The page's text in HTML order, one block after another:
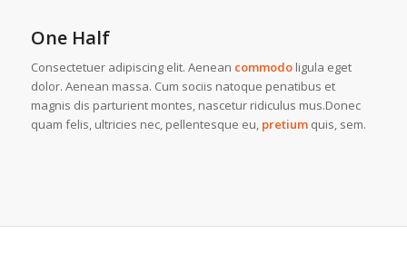
One Half
Consectetuer adipiscing elit. Aenean commodoligula eget
dolor. Aenean massa. Cum sociis natoque penatibus et
magnis dis parturient montes, nascetur ridiculus mus.Donec
quam felis, ultricies nec, pellentesque eu, pretiumquis, sem.